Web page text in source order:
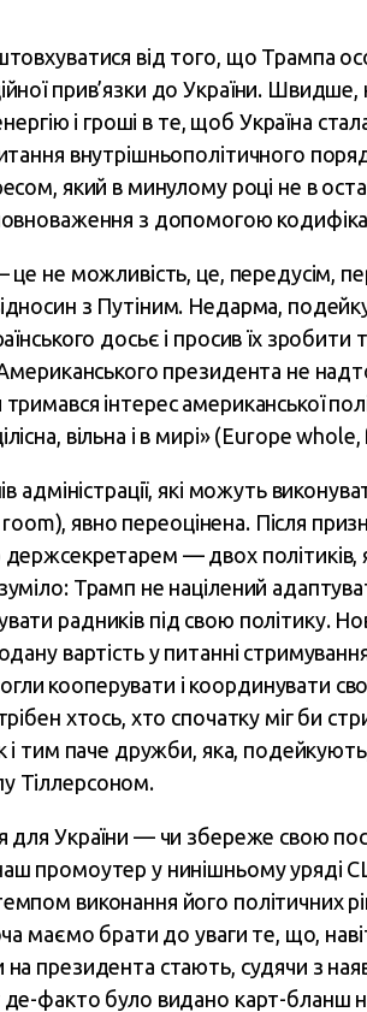
від того, що Трампа
прив’язки до України. Швидше,
енергію і гроші в те, щоб Україна
внутрішньополітичного
який в минулому році не в
з допомогою
це не можливість, це, передусім,
з Путіним. Недарма,
досьє і просив їх
президента не
інтерес американської
вільна і в мирі» (Europe
адміністрації, які можуть
room), явно переоцінена. Після
— двох політиків,
Трамп не націлений
радників під свою політику.
вартість у питанні
кооперувати і координувати
хтось, хто спочатку міг би
і тим паче дружби, яка,
Тіллерсоном.
для України — чи збереже свою
промоутер у нинішньому уряді
виконання його політичних
маємо брати до уваги те, що,
президента стають, судячи з
факто було видано карт-бланш